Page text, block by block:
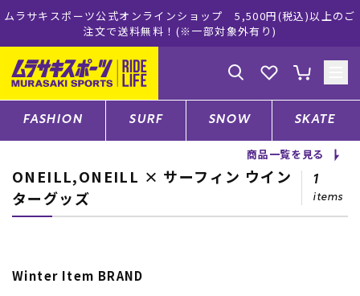
ムラサキスポーツ公式オンラインショップ 5,500円(税込)以上のご
注文で送料無料！(※一部対象外有り)
ゲスト様
ログイン 会員登録
店舗一覧
FASHION SURF SNOW SKATE
商品一覧を見る
ONEILL,ONEILL × サーフィン ウイン
ターグッズ
1
items
Winter Item BRAND